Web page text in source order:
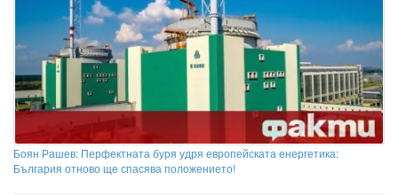
Боян Рашев: Перфектната буря удря европейската енергетика:
България отново ще спасява положението!